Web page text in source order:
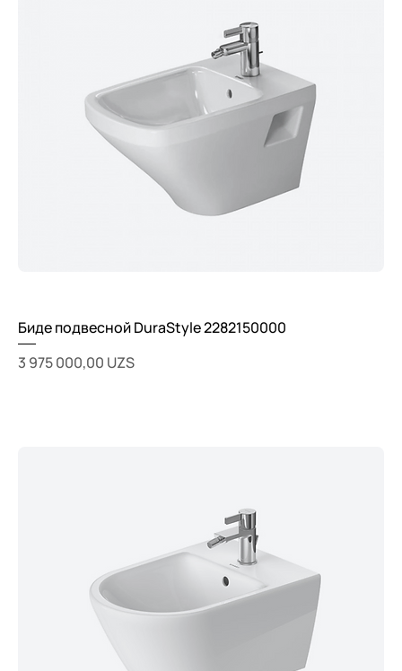
Биде подвесной DuraStyle 2282150000
Цена
3 975 000,00 UZS